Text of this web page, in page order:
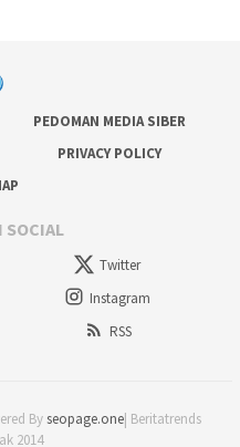
PEDOMAN MEDIA SIBER
PRIVACY POLICY
SOCIAL
Twitter
Instagram
RSS
Byseopage.one| Beritatrends
2014